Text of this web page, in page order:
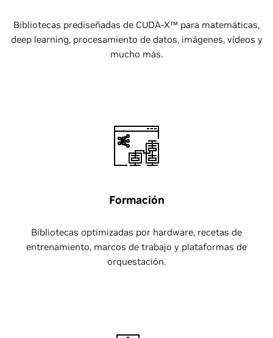
Bibliotecas prediseñadas de CUDA-X™ para matemáticas,
deep learning, procesamiento de datos, imágenes, vídeos y
mucho más.
Formación
Bibliotecas optimizadas por hardware, recetas de
entrenamiento, marcos de trabajo y plataformas de
orquestación.